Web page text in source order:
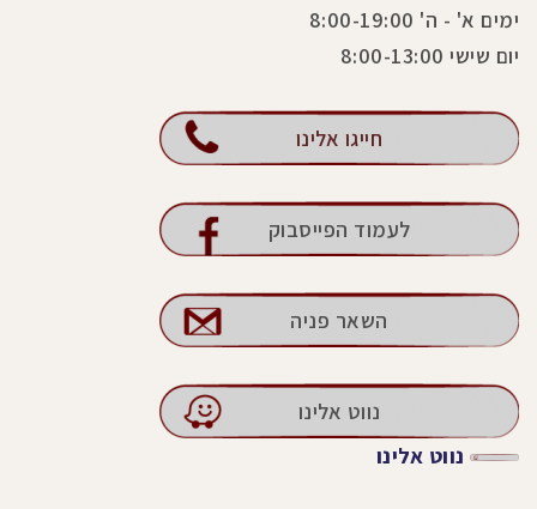
ימים א' - ה' 8:00-19:00
יום שישי 8:00-13:00
חייגו אלינו
לעמוד הפייסבוק
השאר פניה
נווט אלינו
נווט אלינו